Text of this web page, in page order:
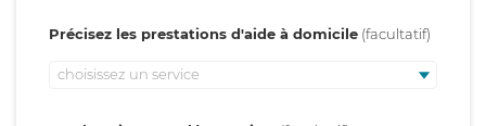
Précisez les prestations d'aide à domicile
choisissez un service